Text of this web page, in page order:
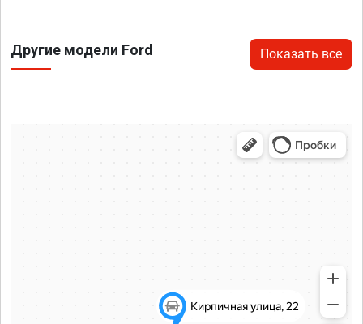
Другие модели Ford Показать все